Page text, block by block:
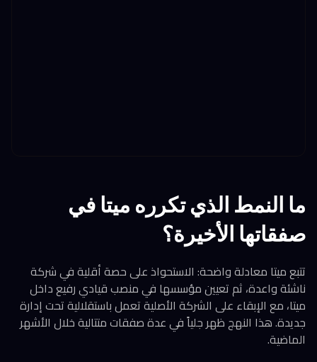
ما النمط الذي تكرره ميتا في
صفقاتها الأخيرة؟
تتبع ميتا معادلة واضحة: الاستحواذ على حصة أقلية في شركة
ناشئة واعدة، ثم تعيين مؤسسها في منصب قيادي رفيع داخل
ميتا، مع الإبقاء على الشركة الأصلية تعمل باستقلالية تحت إدارة
جديدة. هذا النهج ظهر جلياً في عدة صفقات متتالية خلال الأشهر
الماضية.